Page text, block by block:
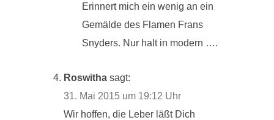
Erinnert mich ein wenig an ein
Gemälde des Flamen Frans
Snyders. Nur halt in modern ….
Roswitha sagt:
31. Mai 2015 um 19:12 Uhr
Wir hoffen, die Leber läßt Dich